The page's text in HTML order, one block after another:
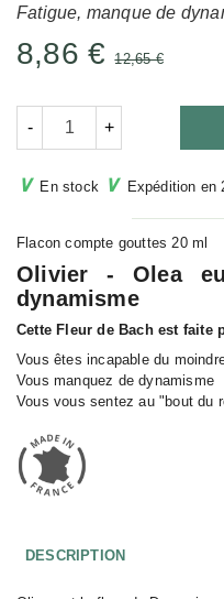
Fatigue, manque de
8,86 € 12,65 €
- +
∨ En stock ∨ Expédition en
Flacon compte gouttes 20 ml
Olivier - Olea
dynamisme
Cette Fleur de Bach est faite
Vous êtes incapable du
Vous manquez de dynamisme
Vous vous sentez au "bout du
DESCRIPTION